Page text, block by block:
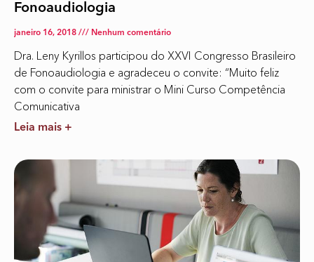
Fonoaudiologia
janeiro 16, 2018 Nenhum comentário
Dra. Leny Kyrillos participou do XXVI Congresso Brasileiro
de Fonoaudiologia e agradeceu o convite: “Muito feliz
com o convite para ministrar o Mini Curso Competência
Comunicativa
Leia mais +